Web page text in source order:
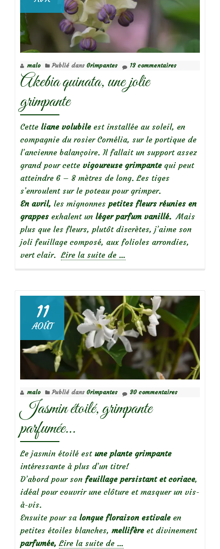
malo Publié dans Grimpantes 13 commentaires
Akebia quinata, une jolie
grimpante
Cette liane volubileest installée au soleil, en
compagnie du rosier Cornélia, sur le portique de
l’ancienne balançoire. Il fallait un support assez
grand pour cette vigoureuse grimpantequi peut
atteindre 6 – 8 mètres de long. Les tiges
s’enroulent sur le poteau pour grimper.
En avril, les mignonnes petites fleurs réunies en
grappes exhalent un léger parfum vanillé.Mais
plus que les fleurs, plutôt discrètes, j’aime son
joli feuillage composé, aux folioles arrondies,
vert clair. Lire la suite de
une
jolie
grimpante
…
11
AOÛT
malo Publié dans Grimpantes 30 commentaires
Jasmin étoilé, grimpante
parfumée…
Le jasmin étoilé est une plante grimpante
intéressante à plus d’un titre!
D’abord pour son feuillage persistant et coriace,
idéal pour couvrir une clôture et masquer un vis-
à-vis.
Ensuite pour sa longue floraison estivaleen
petites étoiles blanches, mellifèreet divinement
parfumée, Lire la suite de à
…